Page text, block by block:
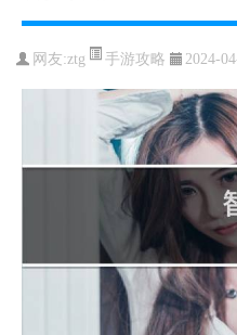
网友:ztg 手游攻略 2024-